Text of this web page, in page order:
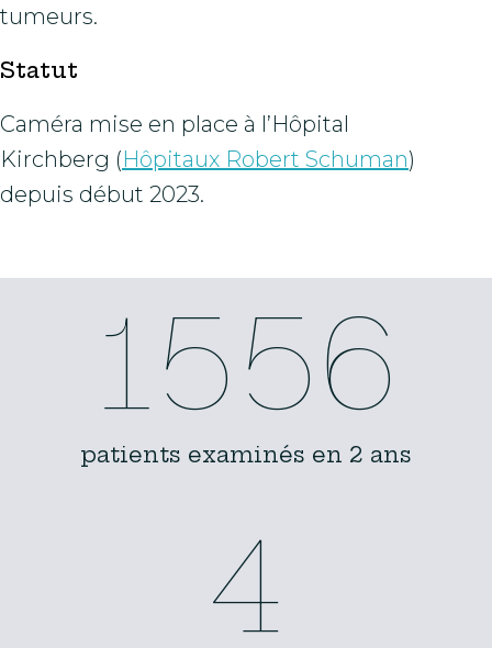
tumeurs.
Statut
Caméra mise en place à l’Hôpital
Kirchberg (Hôpitaux Robert Schuman)
depuis début 2023.
1556
patients examinés en 2 ans
4